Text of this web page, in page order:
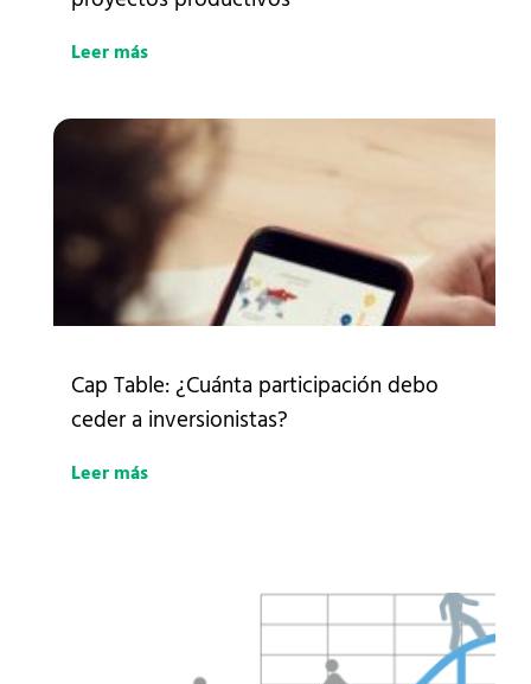
Leer más
Cap Table: ¿Cuánta participación debo
ceder a inversionistas?
Leer más